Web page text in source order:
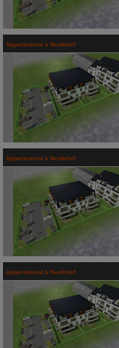
Appartement à Neufchef
Appartement à Neufchef
Appartement à Neufchef